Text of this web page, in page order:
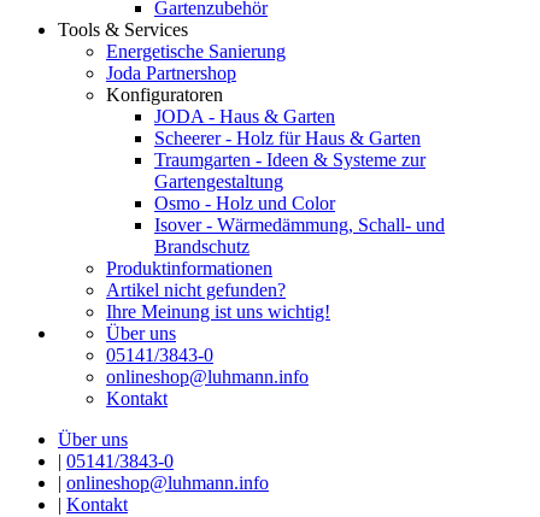
Gartenzubehör
Tools & Services
Energetische Sanierung
Joda Partnershop
Konfiguratoren
JODA - Haus & Garten
Scheerer - Holz für Haus & Garten
Traumgarten - Ideen & Systeme zur
Gartengestaltung
Osmo - Holz und Color
Isover - Wärmedämmung, Schall- und
Brandschutz
Produktinformationen
Artikel nicht gefunden?
Ihre Meinung ist uns wichtig!
Über uns
05141/3843-0
onlineshop@luhmann.info
Kontakt
Über uns
| 05141/3843-0
| onlineshop@luhmann.info
| Kontakt